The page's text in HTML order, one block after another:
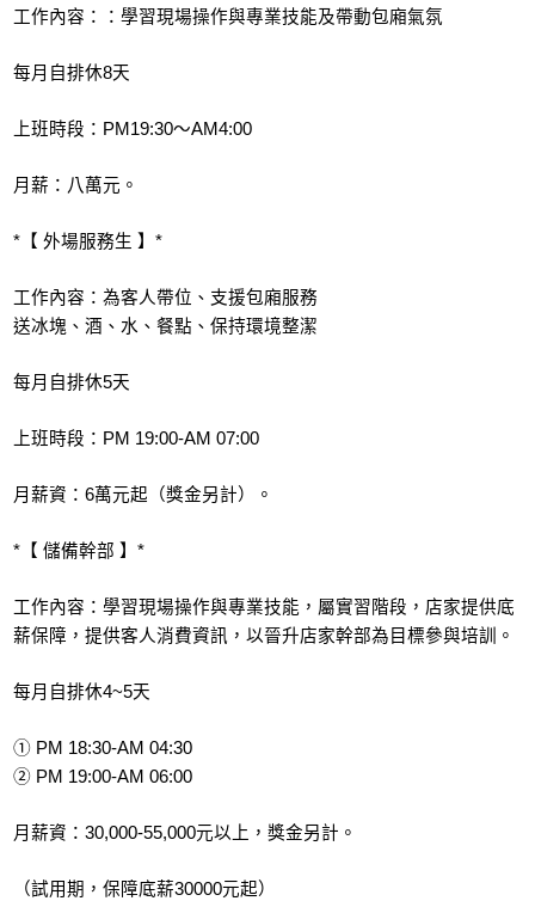
工作內容：：學習現場操作與專業技能及帶動包廂氣氛
每月自排休8天
上班時段：PM19:30～AM4:00
月薪：八萬元。
*【 外場服務生 】*
工作內容：為客人帶位、支援包廂服務
送冰塊、酒、水、餐點、保持環境整潔
每月自排休5天
上班時段：PM 19:00-AM 07:00
月薪資：6萬元起（獎金另計）。
*【 儲備幹部 】*
工作內容：學習現場操作與專業技能，屬實習階段，店家提供底
薪保障，提供客人消費資訊，以晉升店家幹部為目標參與培訓。
每月自排休4~5天
① PM 18:30-AM 04:30
② PM 19:00-AM 06:00
月薪資：30,000-55,000元以上，獎金另計。
（試用期，保障底薪30000元起）